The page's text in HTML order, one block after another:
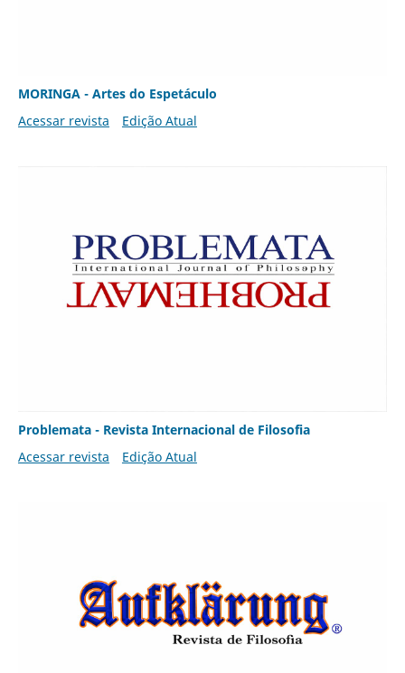
MORINGA - Artes do Espetáculo
Acessar revista
Edição Atual
Problemata - Revista Internacional de Filosofia
Acessar revista
Edição Atual